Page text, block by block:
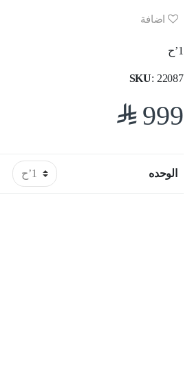
customer
ratings
اضافة
1’ح
SKU: 22087
999
$
الوحده